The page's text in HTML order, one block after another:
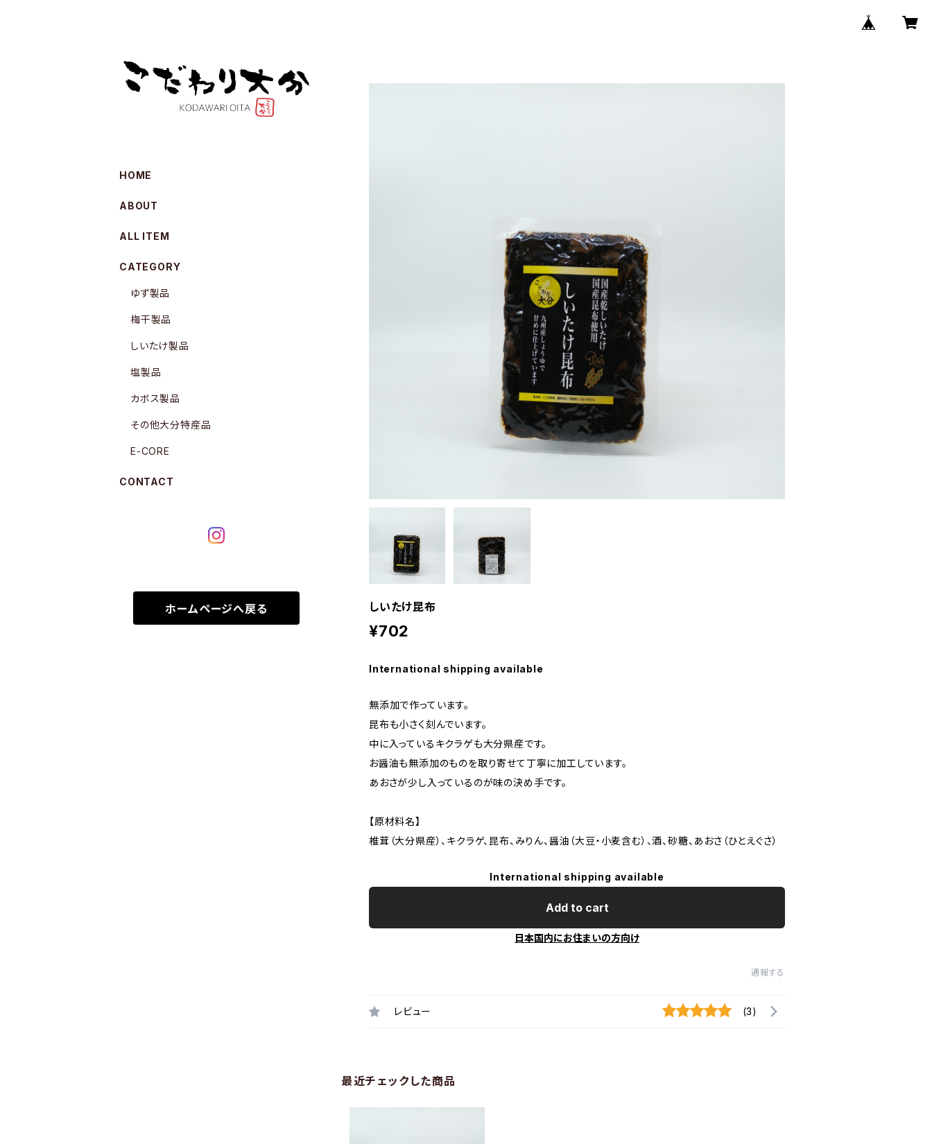
しいたけ昆布
¥702
International shipping available
無添加で作っています。
昆布も小さく刻んでいます。
中に入っているキクラゲも大分県産です。
お醤油も無添加のものを取り寄せて丁寧に加工しています。
あおさが少し入っているのが味の決め手です。
【原材料名】
椎茸（大分県産）、キクラゲ、昆布、みりん、醤油（大豆・小麦含む）、酒、砂糖、あおさ（ひとえぐさ）
International shipping available
Add to cart
日本国内にお住まいの方向け
通報する
レビュー (3)
最近チェックした商品
HOME
ABOUT
ALL ITEM
CATEGORY
ゆず製品
梅干製品
しいたけ製品
塩製品
カボス製品
その他大分特産品
E-CORE
CONTACT
ホームページへ戻る